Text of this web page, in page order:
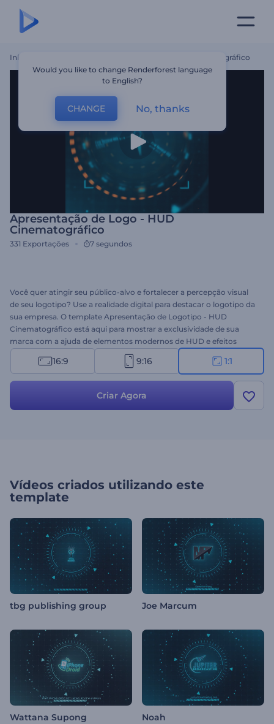
Início Apresentação De Logo - HUD Cinematográfico
Apresentação de Logo - HUD
Cinematográfico
331 Exportações 7 segundos
Você quer atingir seu público-alvo e fortalecer a percepção visual
de seu logotipo? Use a realidade digital para destacar o logotipo da
sua empresa. O template Apresentação de Logotipo - HUD
Cinematográfico está aqui para mostrar a exclusividade de sua
marca com a ajuda de elementos modernos de HUD e efeitos
cinematográficos. Basta fazer upload de seu logotipo, alterar seu
texto na linha do tempo e visualizar. Experimente hoje mesmo!
16:9 9:16 1:1
Criar Agora
Vídeos criados utilizando este
template
tbg publishing group Joe Marcum
Wattana Supong Noah
Would you like to change Renderforest language
to English?
CHANGE No, thanks